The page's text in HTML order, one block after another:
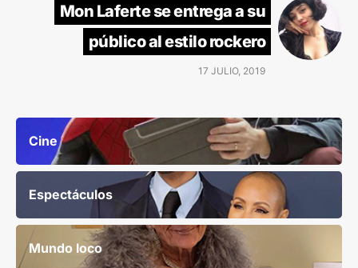
Mon Laferte se entrega a su
público al estilo rockero
17 JULIO, 2019
Cine
Espectáculos
Mundo loco